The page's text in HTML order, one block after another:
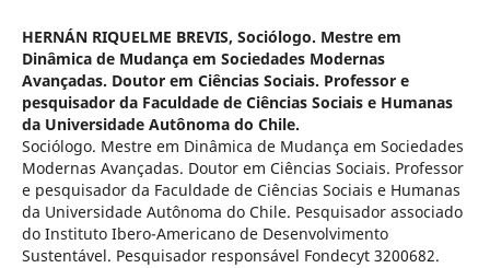
HERNÁN RIQUELME BREVIS, Sociólogo. Mestre em
Dinâmica de Mudança em Sociedades Modernas
Avançadas. Doutor em Ciências Sociais. Professor e
pesquisador da Faculdade de Ciências Sociais e Humanas
da Universidade Autônoma do Chile.
Sociólogo. Mestre em Dinâmica de Mudança em Sociedades
Modernas Avançadas. Doutor em Ciências Sociais. Professor
e pesquisador da Faculdade de Ciências Sociais e Humanas
da Universidade Autônoma do Chile. Pesquisador associado
do Instituto Ibero-Americano de Desenvolvimento
Sustentável. Pesquisador responsável Fondecyt 3200682.